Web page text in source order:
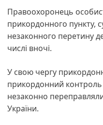
Правоохоронець
прикордонного пункту,
незаконного перетину
числі вночі.
У свою чергу
прикордонний контроль
незаконно
України.